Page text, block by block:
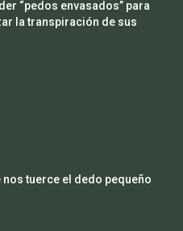
“pedos envasados” para
la transpiración de sus
nos tuerce el dedo pequeño